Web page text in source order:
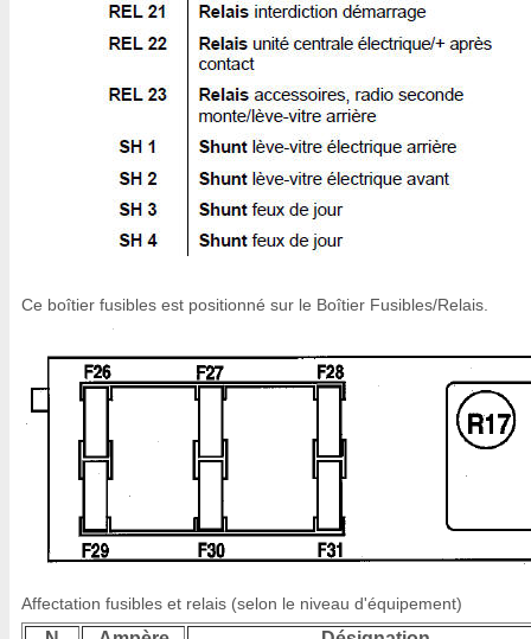
Ce boîtier fusibles est positionné sur le Boîtier Fusibles/Relais.
Affectation fusibles et relais (selon le niveau d'équipement)